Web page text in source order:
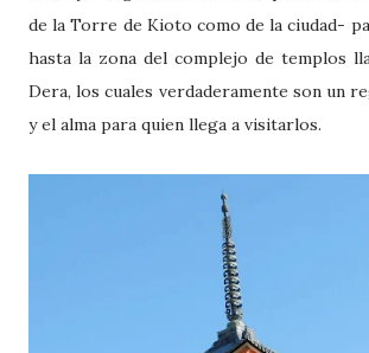
de la Torre de Kioto como de la ciudad-
hasta la zona del complejo de templos
Dera, los cuales verdaderamente son un
y el alma para quien llega a visitarlos.